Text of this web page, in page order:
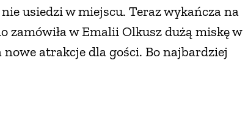
usiedzi w miejscu. Teraz wykańcza na
zamówiła w Emalii Olkusz dużą miskę w
atrakcje dla gości. Bo najbardziej